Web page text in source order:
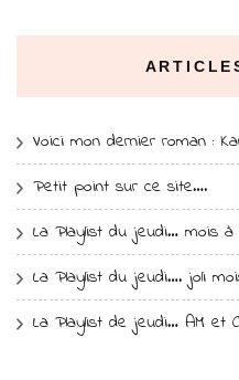
Voici mon dernier roman :
Petit point sur ce site….
La Playlist du jeudi… mois à
La Playlist du jeudi…. joli
La Playlist de jeudi… AM et